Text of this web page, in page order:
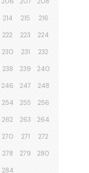
214 215 216
222 223 224
230 231 232
238 239 240
246 247 248
254 255 256
262 263 264
270 271 272
278 279 280
284